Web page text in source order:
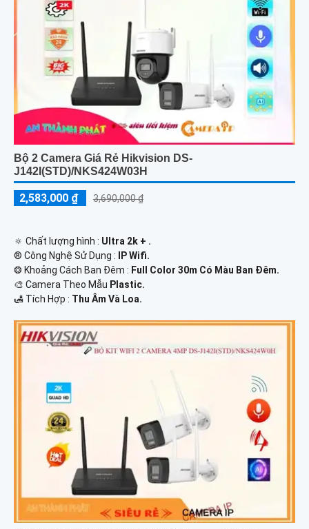
Bộ 2 Camera Giá Rẻ Hikvision DS-
J142I(STD)/NKS424W03H
2,583,000 ₫ 3,690,000 ₫
🔅 Chất lượng hình : Ultra 2k + .
®️ Công Nghệ Sử Dụng :
IP Wifi.
❂ Khoảng Cách Ban Đêm : Full Color 30m Có Màu Ban Ðêm.
🎨 Camera Theo Mẫu Plastic.
️🛃 Tích Hợp : Thu Âm Và Loa.